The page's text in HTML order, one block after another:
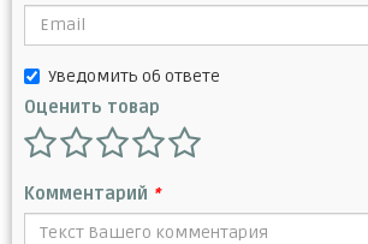
Уведомить об ответе
Оценить товар
Комментарий *